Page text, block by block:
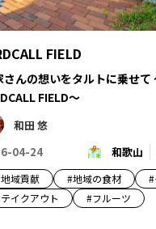
FIELD
さんの想いをタルトに乗せて
FIELD～
和田 悠
04-24
和歌山
地域貢献 #地域の食材 #
テイクアウト #フルーツ